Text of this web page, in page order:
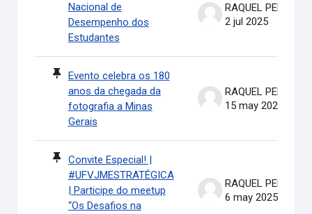
Nacional de
Desempenho dos
Estudantes
2 jul 2025
Evento celebra os 180
anos da chegada da
fotografia a Minas
Gerais
15 may 2025
Convite Especial! |
#UFVJMESTRATÉGICA
| Participe do meetup
“Os Desafios na
6 may 2025